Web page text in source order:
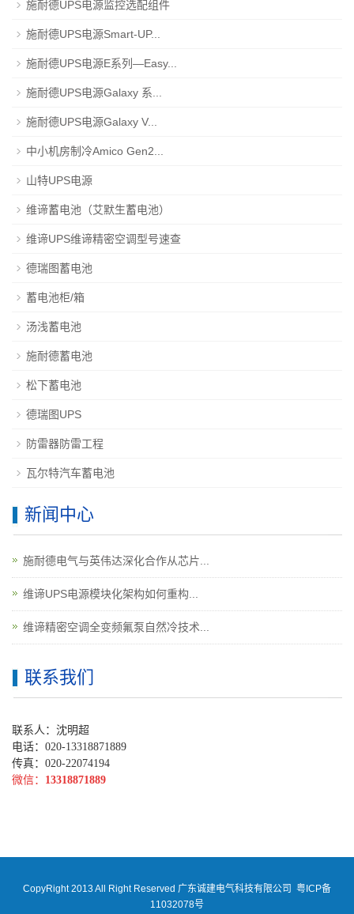
施耐德UPS电源监控选配组件
施耐德UPS电源Smart-UP...
施耐德UPS电源E系列—Easy...
施耐德UPS电源Galaxy 系...
施耐德UPS电源Galaxy V...
中小机房制冷Amico Gen2...
山特UPS电源
维谛蓄电池（艾默生蓄电池）
维谛UPS维谛精密空调型号速查
德瑞图蓄电池
蓄电池柜/箱
汤浅蓄电池
施耐德蓄电池
松下蓄电池
德瑞图UPS
防雷器防雷工程
瓦尔特汽车蓄电池
新闻中心
施耐德电气与英伟达深化合作从芯片...
维谛UPS电源模块化架构如何重构...
维谛精密空调全变频氟泵自然冷技术...
联系我们
联系人：沈明超
电话：020-13318871889
传真：020-22074194
微信： 13318871889
CopyRight 2013 All Right Reserved 广东诚建电气科技有限公司 粤ICP备
11032078号